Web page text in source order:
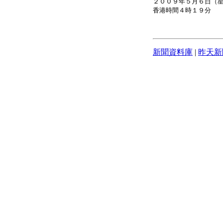
香港時間４時１９分
新聞資料庫 | 昨天新